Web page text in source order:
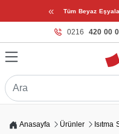
« Tüm Beyaz
0216 420 00
Anasayfa Ürünler Isıtma